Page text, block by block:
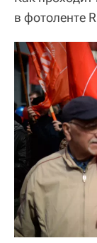
в фотоленте